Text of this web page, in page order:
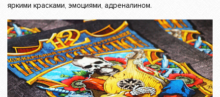
яркими красками, эмоциями, адреналином.